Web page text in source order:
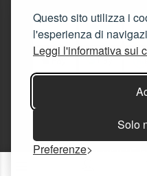
Questo sito utilizza i
l'esperienza di
Leggi l'informativa sui
Solo
Preferenze
© Copyright